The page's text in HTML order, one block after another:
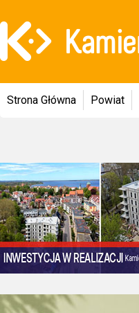
Strona Główna Powiat